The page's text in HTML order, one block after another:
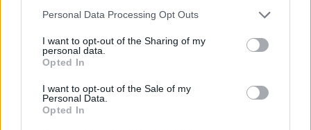
Personal Data Processing Opt Outs
I want to opt-out of the Sharing of my
personal data.
Opted In
I want to opt-out of the Sale of my
Personal Data.
Opted In
Doppietta di
Piacenza. Infine scivolone del
, che per
2-1 in casa dell'